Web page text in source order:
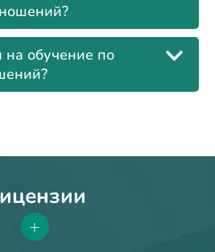
на обучение по
+